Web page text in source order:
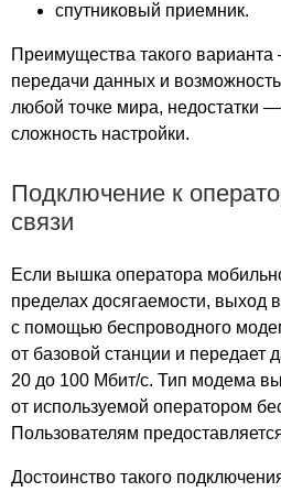
Гагарин
Галерея Аэропорт
Гамма
Гелиос
Георг Плаза
Гименей
Гипромез
Глобал Сити
Глобус
Гоголевский
Головинские пруды
Город
Город Рязанский
спутниковый приемник.
Преимущества такого
передачи данных и
любой точке мира, недостатки
сложность настройки.
Подключение к
связи
Если вышка оператора
пределах досягаемости, выход
с помощью беспроводного
от базовой станции и передает
20 до 100 Мбит/с. Тип модема
от используемой оператором
Пользователям
Достоинство такого